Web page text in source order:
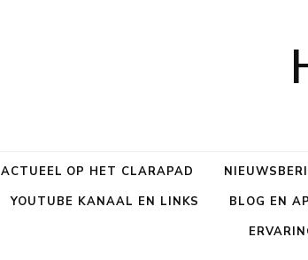
ACTUEEL OP HET CLARAPAD
YOUTUBE KANAAL EN LINKS
BLOG EN